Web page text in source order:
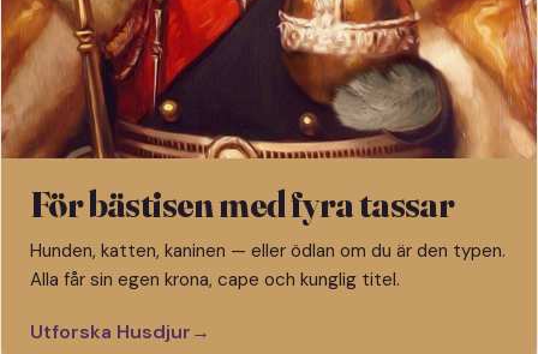
För bästisen med fyra tassar
Hunden, katten, kaninen — eller ödlan om du är den typen.
Alla får sin egen krona, cape och kunglig titel.
Utforska Husdjur→